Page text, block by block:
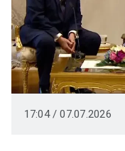
17:04 / 07.07.2026